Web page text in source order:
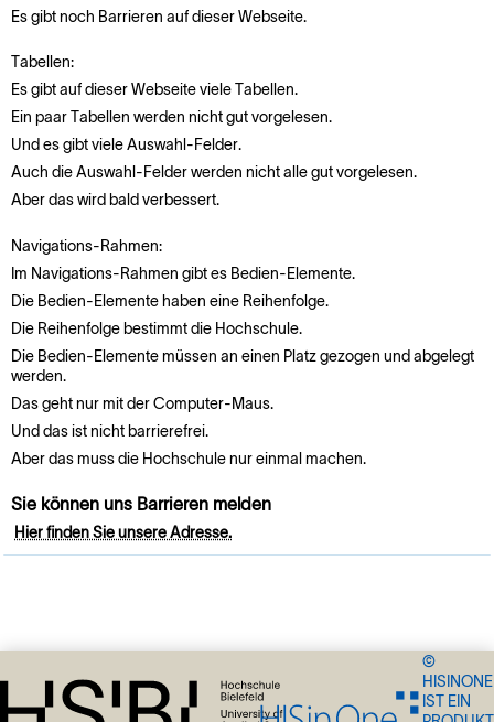
Es gibt noch Barrieren auf dieser Webseite.
Tabellen:
Es gibt auf dieser Webseite viele Tabellen.
Ein paar Tabellen werden nicht gut vorgelesen.
Und es gibt viele Auswahl-Felder.
Auch die Auswahl-Felder werden nicht alle gut vorgelesen.
Aber das wird bald verbessert.
Navigations-Rahmen:
Im Navigations-Rahmen gibt es Bedien-Elemente.
Die Bedien-Elemente haben eine Reihenfolge.
Die Reihenfolge bestimmt die Hochschule.
Die Bedien-Elemente müssen an einen Platz gezogen und abgelegt
werden.
Das geht nur mit der Computer-Maus.
Und das ist nicht barrierefrei.
Aber das muss die Hochschule nur einmal machen.
Sie können uns Barrieren melden
Hier finden Sie unsere Adresse.
©
HISINONE
IST EIN